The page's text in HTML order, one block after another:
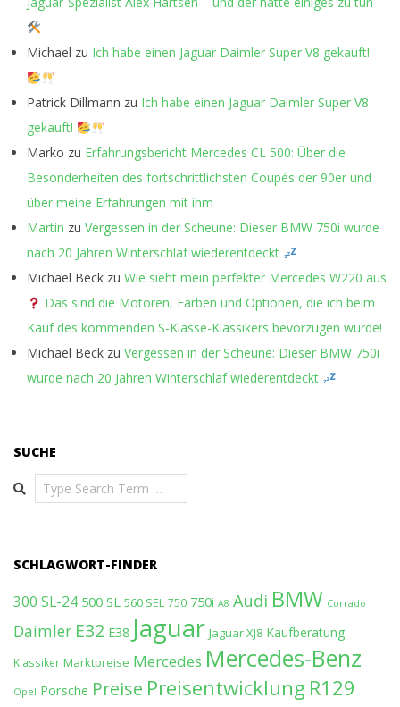
Michael zu Ich habe einen Jaguar Daimler Super V8 gekauft!
Patrick Dillmann zu Ich habe einen Jaguar Daimler Super V8
gekauft!
Marko zu Erfahrungsbericht Mercedes CL 500: Über die
Besonderheiten des fortschrittlichsten Coupés der 90er und
über meine Erfahrungen mit ihm
Martin zu Vergessen in der Scheune: Dieser BMW 750i wurde
nach 20 Jahren Winterschlaf wiederentdeckt
Michael Beck zu Wie sieht mein perfekter Mercedes W220 aus
Das sind die Motoren, Farben und Optionen, die ich beim
Kauf des kommenden S-Klasse-Klassikers bevorzugen würde!
Michael Beck zu Vergessen in der Scheune: Dieser BMW 750i
wurde nach 20 Jahren Winterschlaf wiederentdeckt
SUCHE
Search
SCHLAGWORT-FINDER
300 SL-24 500 SL 560 SEL 750 750i A8 Audi BMW Corrado
Daimler E32 E38 Jaguar Jaguar XJ8 Kaufberatung
Klassiker Marktpreise Mercedes Mercedes-Benz
Opel Porsche Preise Preisentwicklung R129